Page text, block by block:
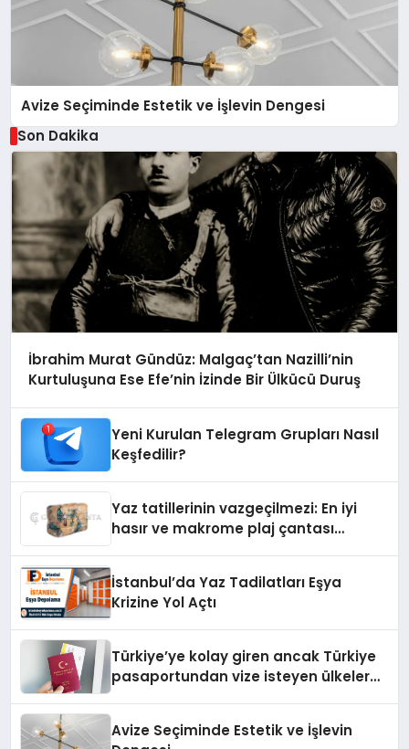
Avize Seçiminde Estetik ve İşlevin Dengesi
Son Dakika
İbrahim Murat Gündüz: Malgaç’tan Nazilli’nin
Kurtuluşuna Ese Efe’nin İzinde Bir Ülkücü Duruş
Yeni Kurulan Telegram Grupları Nasıl
Keşfedilir?
Yaz tatillerinin vazgeçilmezi: En iyi
hasır ve makrome plaj çantası
İstanbul’da Yaz Tadilatları Eşya
Krizine Yol Açtı
Türkiye’ye kolay giren ancak Türkiye
pasaportundan vize isteyen ülkeler
Avize Seçiminde Estetik ve İşlevin